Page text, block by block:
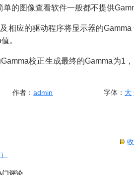
单的图像查看软件一般都不提供
相应的驱动程序将显示器的Gamma
值。
Gamma校正生成最终的Gamma为1
作者：admin 字体： 大